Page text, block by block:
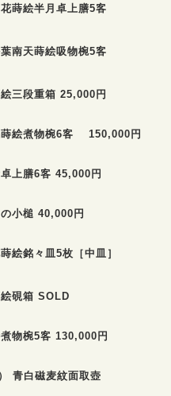
蒔絵半月卓上膳5客
南天蒔絵吸物椀5客
三段重箱 25,000円
蒔絵煮物椀6客 150,000円
上膳6客 45,000円
小槌 40,000円
絵銘々皿5枚［中皿］
絵硯箱 SOLD
物椀5客 130,000円
青白磁麦紋面取壺